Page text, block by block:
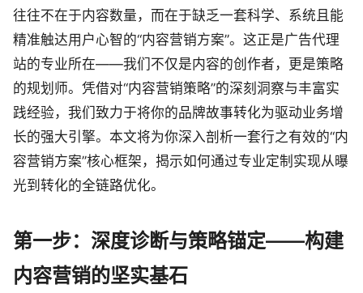
往往不在于内容数量，而在于缺乏一套科学、系统且能
精准触达用户心智的“内容营销方案”。这正是广告代理
站的专业所在——我们不仅是内容的创作者，更是策略
的规划师。凭借对“内容营销策略”的深刻洞察与丰富实
践经验，我们致力于将你的品牌故事转化为驱动业务增
长的强大引擎。本文将为你深入剖析一套行之有效的“内
容营销方案”核心框架，揭示如何通过专业定制实现从曝
光到转化的全链路优化。
第一步：深度诊断与策略锚定——构建
内容营销的坚实基石